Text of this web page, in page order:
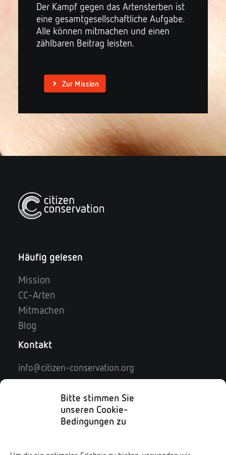
Bitte stimmen Sie
unseren Cookie-
Bedingungen zu
Der Kampf gegen das Artensterben ist
eine gesamtgesellschaftliche Aufgabe.
Alle können mitmachen und einen
zählbaren Beitrag leisten.
Zur Mission
Häufig gelesen
Mission
CC-Arten
Mitmachen
Blog
Kontakt
info@citizen-conservation.org
Kontaktformular
Impressum
Datenschutz